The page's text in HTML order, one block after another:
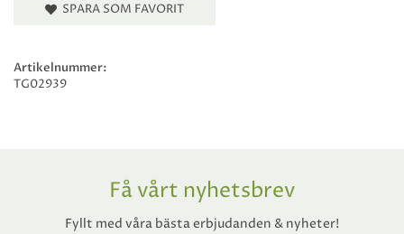
SPARA SOM FAVORIT
Artikelnummer:
TG02939
Få vårt nyhetsbrev
Fyllt med våra bästa erbjudanden & nyheter!